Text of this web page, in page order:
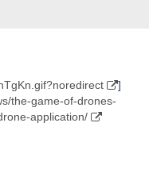
]
the-game-of-drones-
application/